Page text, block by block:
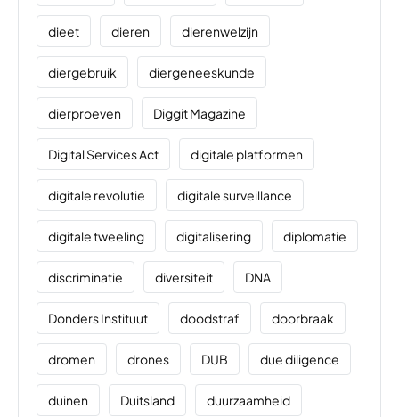
dieet dieren dierenwelzijn
diergebruik diergeneeskunde
dierproeven Diggit Magazine
Digital Services Act digitale platformen
digitale revolutie digitale surveillance
digitale tweeling digitalisering diplomatie
discriminatie diversiteit DNA
Donders Instituut doodstraf doorbraak
dromen drones DUB due diligence
duinen Duitsland duurzaamheid